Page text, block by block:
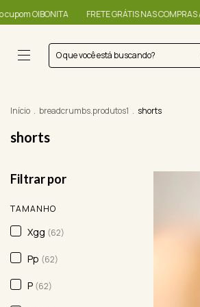
FRETE GRÁTIS NAS COMPRAS A PARTIR DE R$399
Início . breadcrumbs.produtos1 . shorts
shorts
Filtrar por
TAMANHO
Xgg (62)
Pp (62)
P (62)